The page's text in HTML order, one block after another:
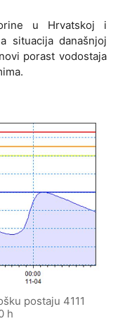
u Hrvatskoj i
situacija današnjoj
porast vodostaja
postaju 4111
h